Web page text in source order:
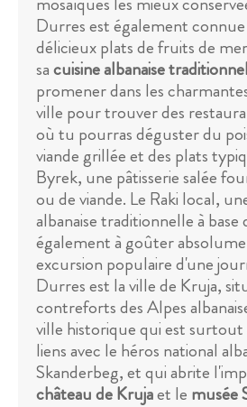
Durres est également
délicieux plats de fruits de
sacuisine albanaise
promener dans les
ville pour trouver des
où tu pourras déguster du
viande grillée et des plats
Byrek, une pâtisserie salée
ou de viande. Le Raki local,
albanaise traditionnelle à base
également à goûter
excursion populaire d'une
Durres est la ville de Kruja,
contreforts des Alpes
ville historique qui est
liens avec le héros national
Skanderbeg, et qui abrite
château de Krujaet le musée